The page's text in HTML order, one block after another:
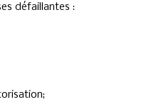
défaillantes :